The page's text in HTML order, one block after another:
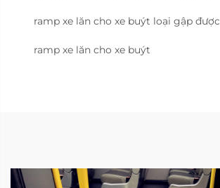
ramp xe lăn cho xe buýt loại gập được
ramp xe lăn cho xe buýt